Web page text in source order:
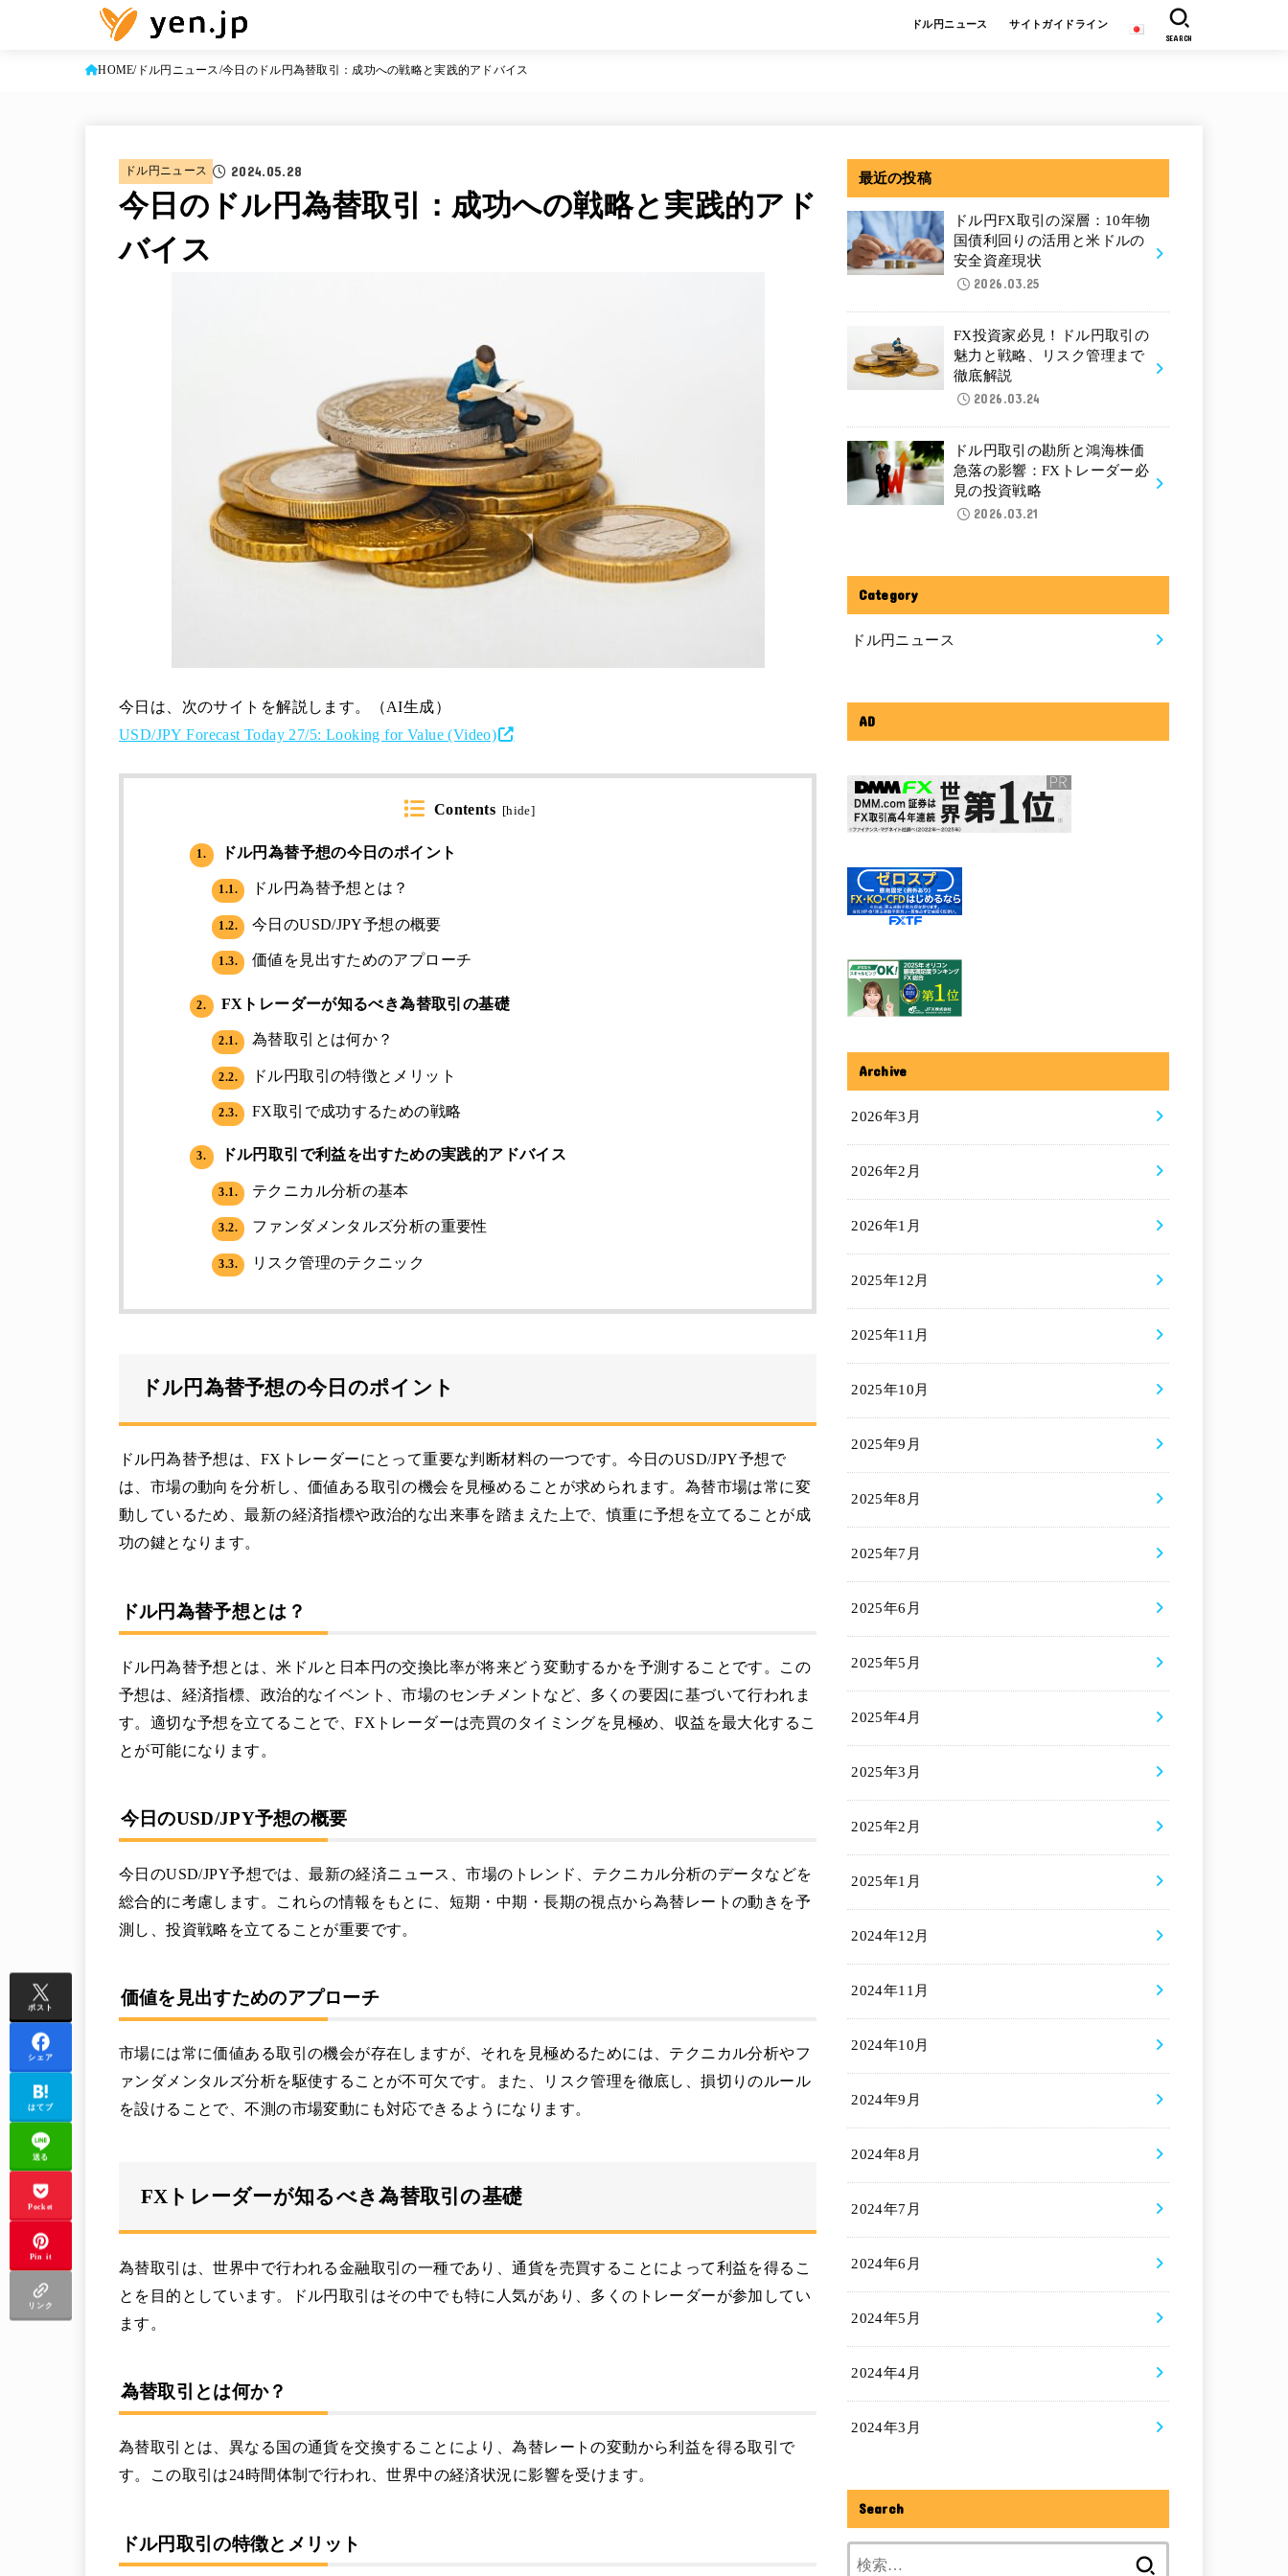
ドル円ニュース サイトガイドライン
SEARCH
HOME ドル円ニュース 今日のドル円為替取引：成功への戦略と実践的アドバイス
ドル円ニュース 2024.05.28
今日のドル円為替取引：成功への戦略と実践的アド
バイス
今日は、次のサイトを解説します。（AI生成）
USD/JPY Forecast Today 27/5: Looking for Value (Video)
Contents [hide]
1. ドル円為替予想の今日のポイント
1.1. ドル円為替予想とは？
1.2. 今日のUSD/JPY予想の概要
1.3. 価値を見出すためのアプローチ
2. FXトレーダーが知るべき為替取引の基礎
2.1. 為替取引とは何か？
2.2. ドル円取引の特徴とメリット
2.3. FX取引で成功するための戦略
3. ドル円取引で利益を出すための実践的アドバイス
3.1. テクニカル分析の基本
3.2. ファンダメンタルズ分析の重要性
3.3. リスク管理のテクニック
ドル円為替予想の今日のポイント
ドル円為替予想は、FXトレーダーにとって重要な判断材料の一つです。今日のUSD/JPY予想で
は、市場の動向を分析し、価値ある取引の機会を見極めることが求められます。為替市場は常に変
動しているため、最新の経済指標や政治的な出来事を踏まえた上で、慎重に予想を立てることが成
功の鍵となります。
ドル円為替予想とは？
ドル円為替予想とは、米ドルと日本円の交換比率が将来どう変動するかを予測することです。この
予想は、経済指標、政治的なイベント、市場のセンチメントなど、多くの要因に基づいて行われま
す。適切な予想を立てることで、FXトレーダーは売買のタイミングを見極め、収益を最大化するこ
とが可能になります。
今日のUSD/JPY予想の概要
今日のUSD/JPY予想では、最新の経済ニュース、市場のトレンド、テクニカル分析のデータなどを
総合的に考慮します。これらの情報をもとに、短期・中期・長期の視点から為替レートの動きを予
測し、投資戦略を立てることが重要です。
価値を見出すためのアプローチ
市場には常に価値ある取引の機会が存在しますが、それを見極めるためには、テクニカル分析やフ
ァンダメンタルズ分析を駆使することが不可欠です。また、リスク管理を徹底し、損切りのルール
を設けることで、不測の市場変動にも対応できるようになります。
FXトレーダーが知るべき為替取引の基礎
為替取引は、世界中で行われる金融取引の一種であり、通貨を売買することによって利益を得るこ
とを目的としています。ドル円取引はその中でも特に人気があり、多くのトレーダーが参加してい
ます。
為替取引とは何か？
為替取引とは、異なる国の通貨を交換することにより、為替レートの変動から利益を得る取引で
す。この取引は24時間体制で行われ、世界中の経済状況に影響を受けます。
ドル円取引の特徴とメリット
ポスト
シェア
はてブ
送る
Pocket
Pin it
リンク
最近の投稿
ドル円FX取引の深層：10年物
国債利回りの活用と米ドルの
安全資産現状
2026.03.25
FX投資家必見！ドル円取引の
魅力と戦略、リスク管理まで
徹底解説
2026.03.24
ドル円取引の勘所と鴻海株価
急落の影響：FXトレーダー必
見の投資戦略
2026.03.21
Category
ドル円ニュース
AD
Archive
2026年3月
2026年2月
2026年1月
2025年12月
2025年11月
2025年10月
2025年9月
2025年8月
2025年7月
2025年6月
2025年5月
2025年4月
2025年3月
2025年2月
2025年1月
2024年12月
2024年11月
2024年10月
2024年9月
2024年8月
2024年7月
2024年6月
2024年5月
2024年4月
2024年3月
Search